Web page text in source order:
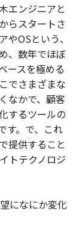
エンジニアと
らスタートさ
OSという、
、数年でほぼ
ースを極める
でさまざまな
なかで、顧客
するツールの
す。で、これ
提供すること
トテクノロジ
になにか変化